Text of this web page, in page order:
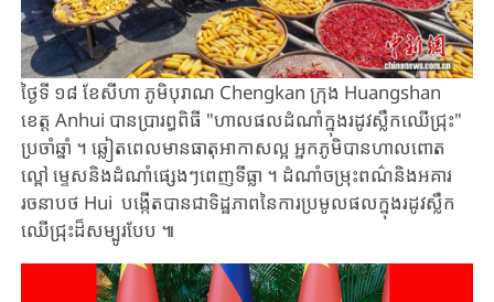
ថ្ងៃទី ១៨ ខែសីហា ភូមិបុរាណ Chengkan ក្រុង Huangshan
ខេត្ត Anhui បានប្រារព្ធពិធី "ហាលផលដំណាំក្នុងរដូវស្លឹកឈើជ្រុះ"
ប្រចាំឆ្នាំ ។ ​​ឆ្លៀត​ពេលមានធាតុ​អាកាស​​ល្អ អ្នក​ភូមិ​បាន​ហាលពោត
ល្ពៅ ម្ទេស​និង​ដំណាំ​ផ្សេងៗ​ពេញ​ទីធ្លា​​ ។ ដំណាំចម្រុះពណ៌​និងអគារ
រចនាបថ​ Hui ​ បង្កើតបានជាទិដ្ឋ​ភាពនៃការប្រមូលផលក្នុង​រដូវស្លឹក
ឈើជ្រុះដ៏សម្បូរបែប ៕